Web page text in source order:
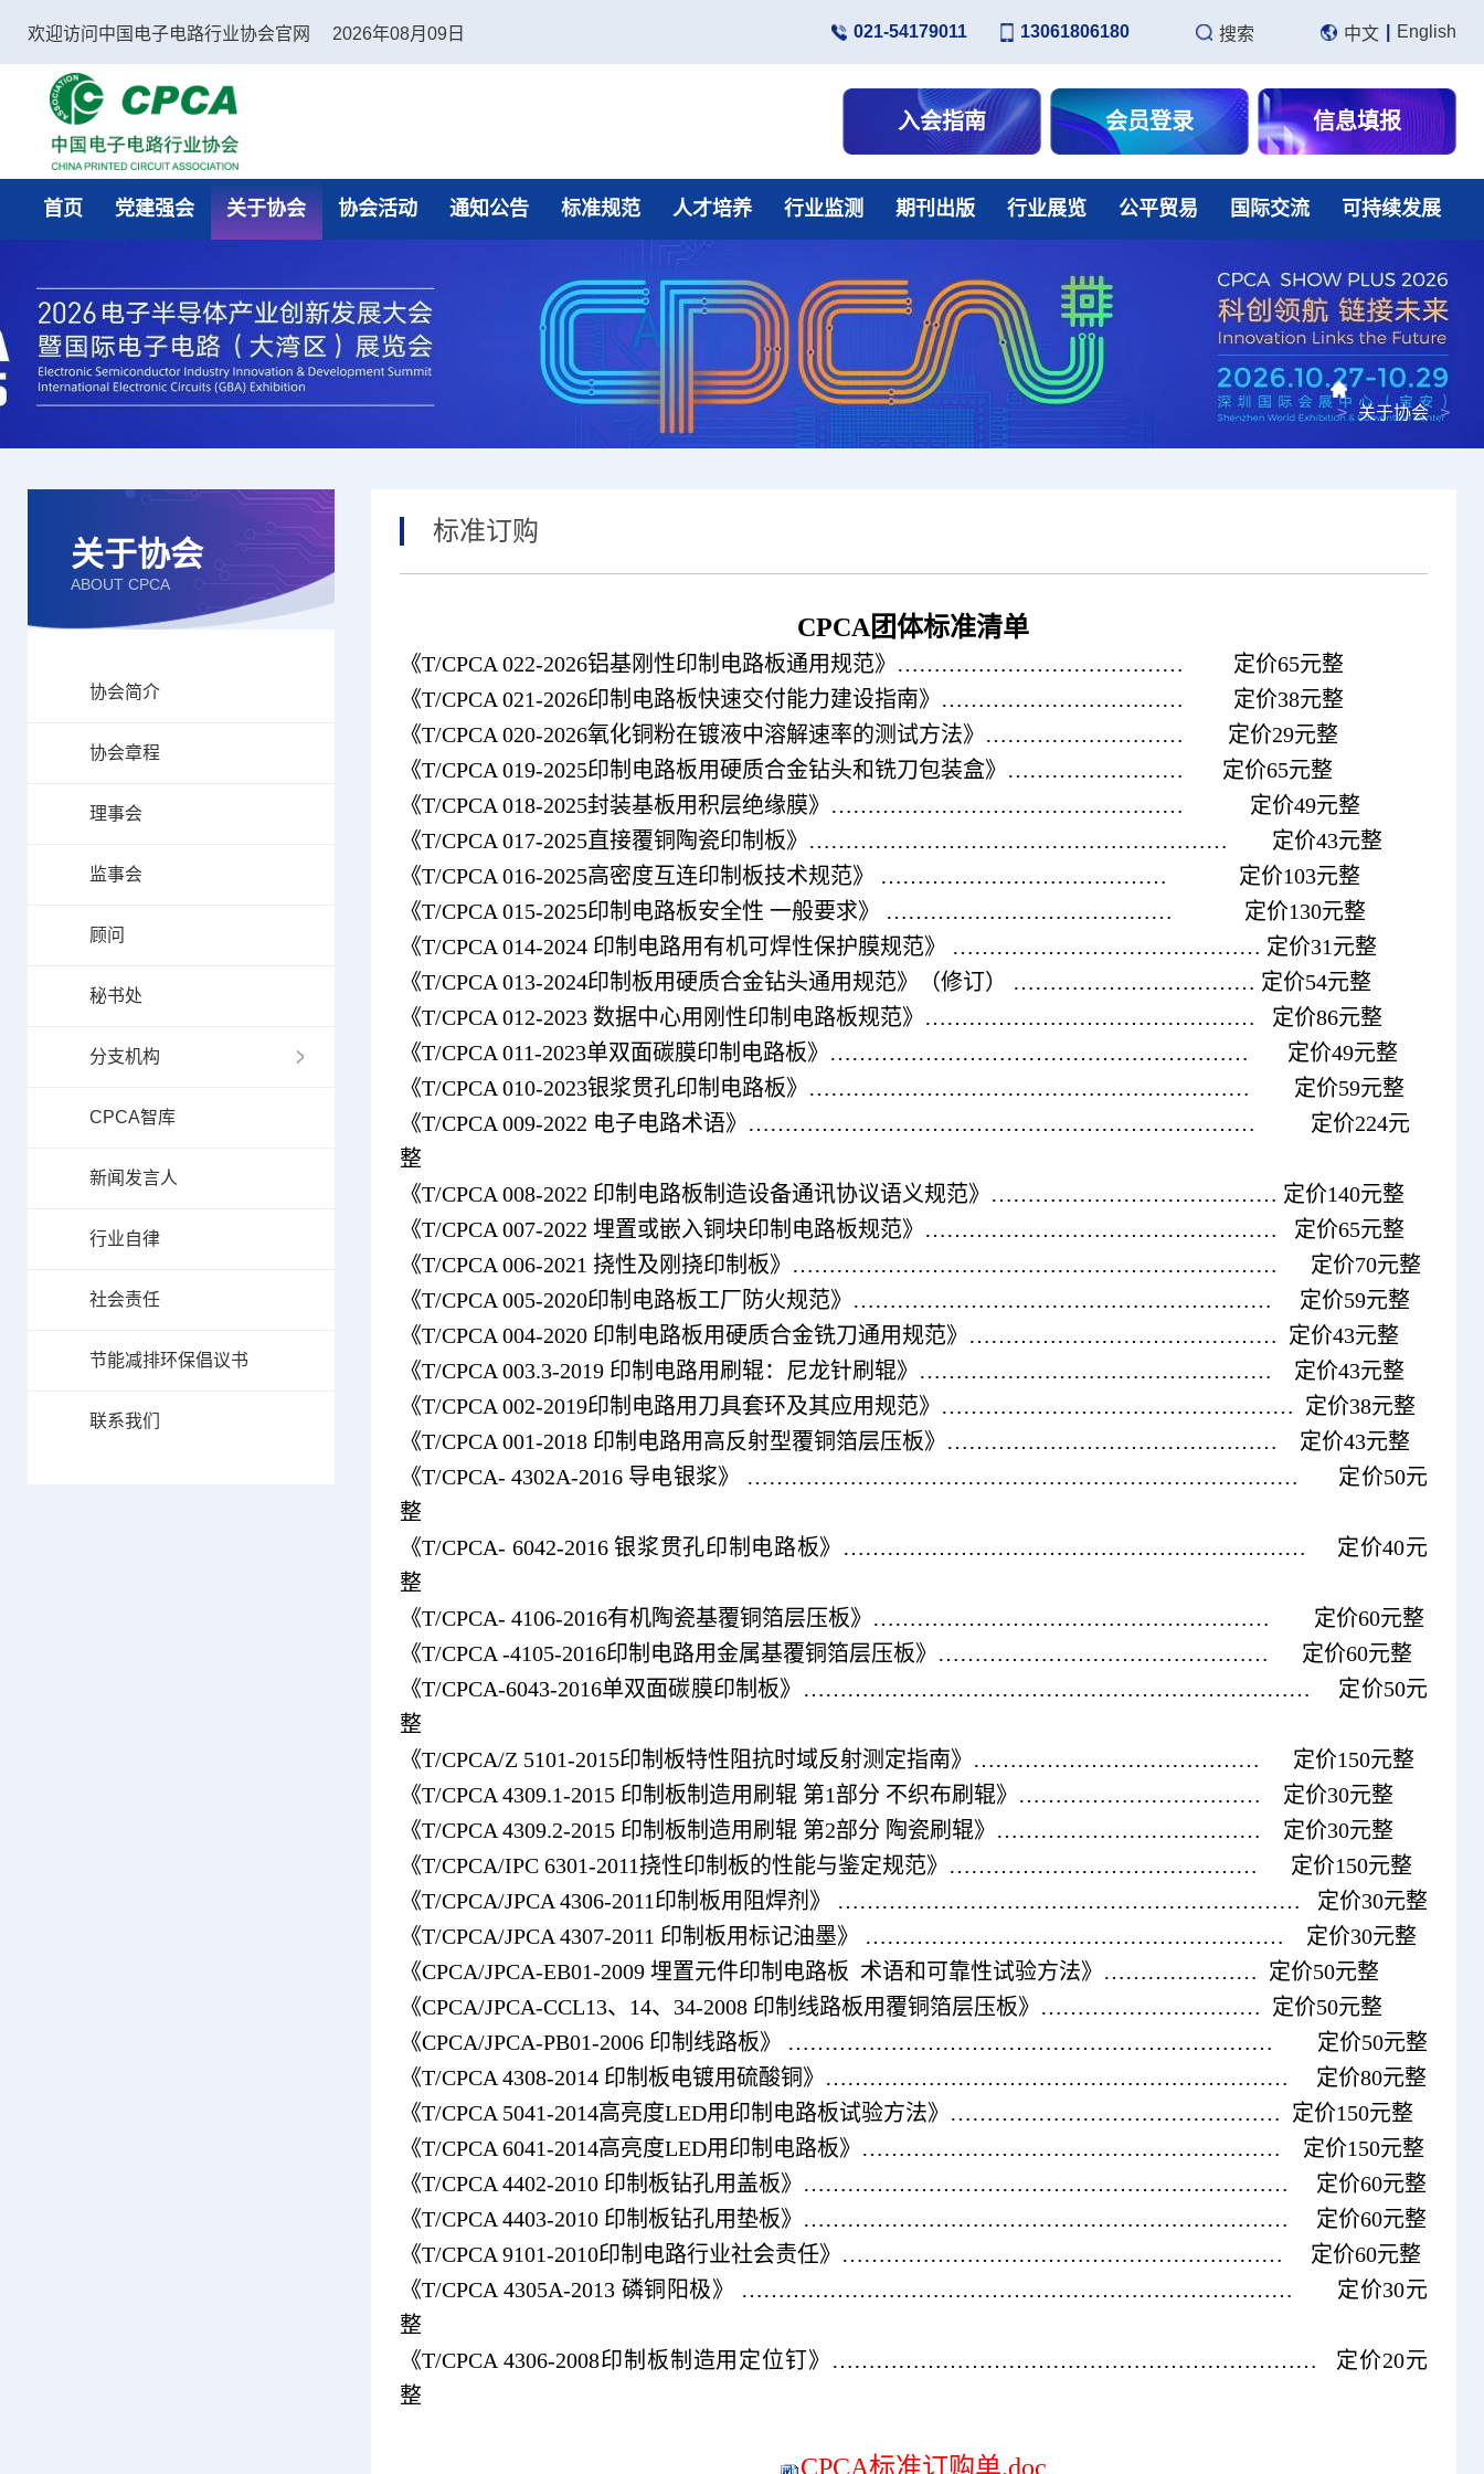
欢迎访问中国电子电路行业协会官网 2026年08月09日 021-54179011 13061806180 搜索 中文 English
中国电子电路行业协会
入会指南 会员登录 信息填报
首页 党建强会 关于协会 协会活动 通知公告 标准规范 人才培养 行业监测 期刊出版 行业展览 公平贸易 国际交流 可持续发展
> 关于协会 >
关于协会
ABOUT CPCA
协会简介
协会章程
理事会
监事会
顾问
秘书处
分支机构
CPCA智库
新闻发言人
行业自律
社会责任
节能减排环保倡议书
联系我们
标准订购
CPCA团体标准清单
《T/CPCA 022-2026铝基刚性印制电路板通用规范》………………………………… 定价65元整
《T/CPCA 021-2026印制电路板快速交付能力建设指南》…………………………… 定价38元整
《T/CPCA 020-2026氧化铜粉在镀液中溶解速率的测试方法》……………………… 定价29元整
《T/CPCA 019-2025印制电路板用硬质合金钻头和铣刀包装盒》…………………… 定价65元整
《T/CPCA 018-2025封装基板用积层绝缘膜》………………………………………… 定价49元整
《T/CPCA 017-2025直接覆铜陶瓷印制板》………………………………………………… 定价43元整
《T/CPCA 016-2025高密度互连印制板技术规范》 ………………………………… 定价103元整
《T/CPCA 015-2025印制电路板安全性 一般要求》 ………………………………… 定价130元整
《T/CPCA 014-2024 印制电路用有机可焊性保护膜规范》 …………………………………… 定价31元整
《T/CPCA 013-2024印制板用硬质合金钻头通用规范》（修订） …………………………… 定价54元整
《T/CPCA 012-2023 数据中心用刚性印制电路板规范》……………………………………… 定价86元整
《T/CPCA 011-2023单双面碳膜印制电路板》………………………………………………… 定价49元整
《T/CPCA 010-2023银浆贯孔印制电路板》…………………………………………………… 定价59元整
《T/CPCA 009-2022 电子电路术语》…………………………………………………………… 定价224元
整
《T/CPCA 008-2022 印制电路板制造设备通讯协议语义规范》………………………………… 定价140元整
《T/CPCA 007-2022 埋置或嵌入铜块印制电路板规范》………………………………………… 定价65元整
《T/CPCA 006-2021 挠性及刚挠印制板》………………………………………………………… 定价70元整
《T/CPCA 005-2020印制电路板工厂防火规范》………………………………………………… 定价59元整
《T/CPCA 004-2020 印制电路板用硬质合金铣刀通用规范》…………………………………… 定价43元整
《T/CPCA 003.3-2019 印制电路用刷辊：尼龙针刷辊》………………………………………… 定价43元整
《T/CPCA 002-2019印制电路用刀具套环及其应用规范》………………………………………… 定价38元整
《T/CPCA 001-2018 印制电路用高反射型覆铜箔层压板》……………………………………… 定价43元整
《T/CPCA- 4302A-2016 导电银浆》 ………………………………………………………………… 定价50元
整
《T/CPCA- 6042-2016 银浆贯孔印制电路板》……………………………………………………… 定价40元
整
《T/CPCA- 4106-2016有机陶瓷基覆铜箔层压板》……………………………………………… 定价60元整
《T/CPCA -4105-2016印制电路用金属基覆铜箔层压板》……………………………………… 定价60元整
《T/CPCA-6043-2016单双面碳膜印制板》…………………………………………………………… 定价50元
整
《T/CPCA/Z 5101-2015印制板特性阻抗时域反射测定指南》………………………………… 定价150元整
《T/CPCA 4309.1-2015 印制板制造用刷辊 第1部分 不织布刷辊》…………………………… 定价30元整
《T/CPCA 4309.2-2015 印制板制造用刷辊 第2部分 陶瓷刷辊》……………………………… 定价30元整
《T/CPCA/IPC 6301-2011挠性印制板的性能与鉴定规范》…………………………………… 定价150元整
《T/CPCA/JPCA 4306-2011印制板用阻焊剂》 ……………………………………………………… 定价30元整
《T/CPCA/JPCA 4307-2011 印制板用标记油墨》 ………………………………………………… 定价30元整
《CPCA/JPCA-EB01-2009 埋置元件印制电路板 术语和可靠性试验方法》………………… 定价50元整
《CPCA/JPCA-CCL13、14、34-2008 印制线路板用覆铜箔层压板》………………………… 定价50元整
《CPCA/JPCA-PB01-2006 印制线路板》 ………………………………………………………… 定价50元整
《T/CPCA 4308-2014 印制板电镀用硫酸铜》……………………………………………………… 定价80元整
《T/CPCA 5041-2014高亮度LED用印制电路板试验方法》……………………………………… 定价150元整
《T/CPCA 6041-2014高亮度LED用印制电路板》………………………………………………… 定价150元整
《T/CPCA 4402-2010 印制板钻孔用盖板》………………………………………………………… 定价60元整
《T/CPCA 4403-2010 印制板钻孔用垫板》………………………………………………………… 定价60元整
《T/CPCA 9101-2010印制电路行业社会责任》…………………………………………………… 定价60元整
《T/CPCA 4305A-2013 磷铜阳极》 ………………………………………………………………… 定价30元
整
《T/CPCA 4306-2008印制板制造用定位钉》………………………………………………………… 定价20元
整
CPCA标准订购单.doc